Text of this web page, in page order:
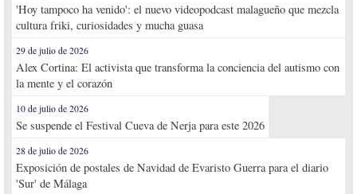
'Hoy tampoco ha venido': el nuevo videopodcast malagueño que mezcla
cultura friki, curiosidades y mucha guasa
29 de julio de 2026
Alex Cortina: El activista que transforma la conciencia del autismo con
la mente y el corazón
10 de julio de 2026
Se suspende el Festival Cueva de Nerja para este 2026
28 de julio de 2026
Exposición de postales de Navidad de Evaristo Guerra para el diario
'Sur' de Málaga